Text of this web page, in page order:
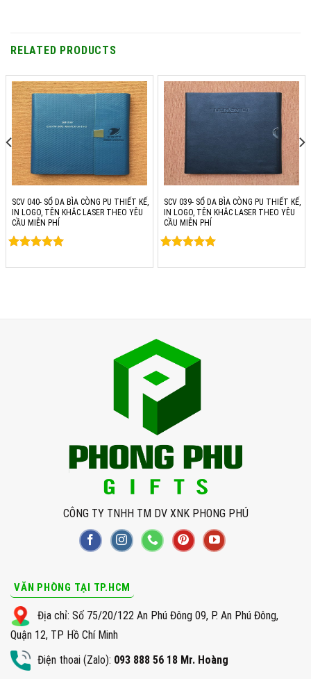
RELATED PRODUCTS
SCV 040- SỔ DA BÌA CÒNG PU THIẾT KẾ,
IN LOGO, TÊN KHẮC LASER THEO YÊU
CẦU MIỄN PHÍ
out of 5
SCV 039- SỔ DA BÌA CÒNG PU THIẾT KẾ,
IN LOGO, TÊN KHẮC LASER THEO YÊU
CẦU MIỄN PHÍ
out of 5
CÔNG TY TNHH TM DV XNK PHONG PHÚ
VĂN PHÒNG TẠI TP.HCM
Địa chỉ: Số 75/20/122 An Phú Đông 09, P. An Phú Đông,
Quận 12, TP Hồ Chí Minh
Điện thoai (Zalo): 093 888 56 18 Mr. Hoàng